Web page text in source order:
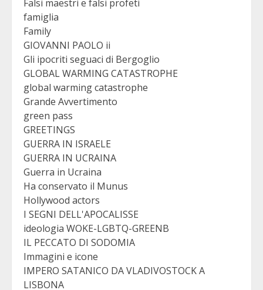
Falsi maestri e falsi profeti
famiglia
Family
GIOVANNI PAOLO ii
Gli ipocriti seguaci di Bergoglio
GLOBAL WARMING CATASTROPHE
global warming catastrophe
Grande Avvertimento
green pass
GREETINGS
GUERRA IN ISRAELE
GUERRA IN UCRAINA
Guerra in Ucraina
Ha conservato il Munus
Hollywood actors
I SEGNI DELL'APOCALISSE
ideologia WOKE-LGBTQ-GREENB
IL PECCATO DI SODOMIA
Immagini e icone
IMPERO SATANICO DA VLADIVOSTOCK A
LISBONA